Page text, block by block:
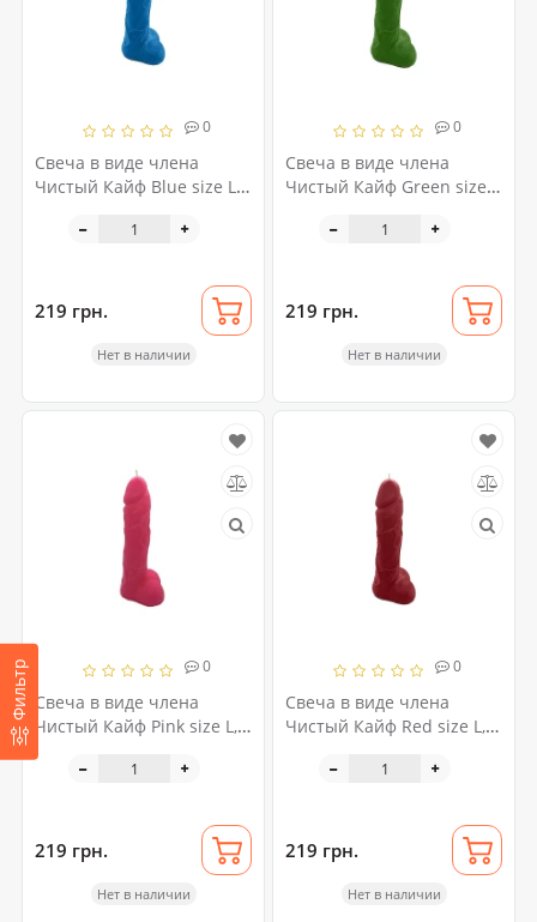
Фильтр
0
Свеча в виде члена
Чистый Кайф Blue size L,
атмосферы
219 грн.
Нет в наличии
0
Свеча в виде члена
Чистый Кайф Green size
атмосферы
219 грн.
Нет в наличии
0
Свеча в виде члена
Чистый Кайф Pink size L,
для возбуждающей
атмосферы
219 грн.
Нет в наличии
0
Свеча в виде члена
Чистый Кайф Red size L,
атмосферы
219 грн.
Нет в наличии